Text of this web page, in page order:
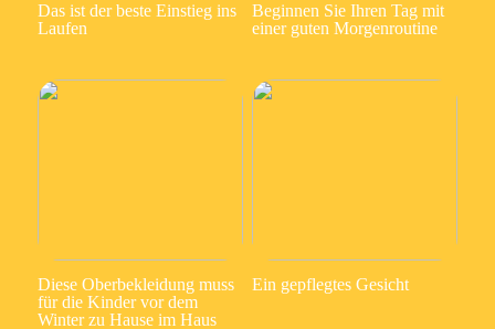
Das ist der beste Einstieg ins
Laufen
Beginnen Sie Ihren Tag mit
einer guten Morgenroutine
Diese Oberbekleidung muss
für die Kinder vor dem
Winter zu Hause im Haus
Ein gepflegtes Gesicht